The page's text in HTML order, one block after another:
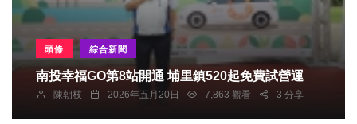
頭條 綜合新聞
南投幸福GO第8站開通 埔里鎮520起免費試營運
陳朝枝 2026年五月20日 7,863 觀看 3 分享